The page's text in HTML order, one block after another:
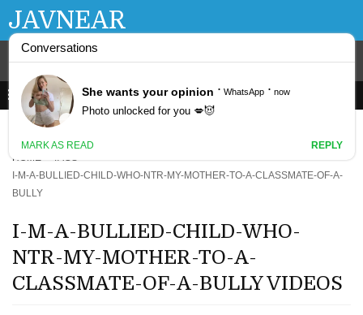
JAVNEAR
HOME
TAGS
I-M-A-BULLIED-CHILD-WHO-NTR-MY-MOTHER-TO-A-CLASSMATE-OF-A-
BULLY
I-M-A-BULLIED-CHILD-WHO-
NTR-MY-MOTHER-TO-A-
CLASSMATE-OF-A-BULLY VIDEOS